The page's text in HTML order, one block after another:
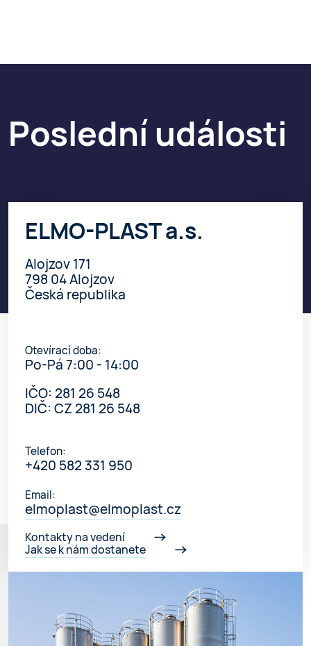
Poslední události
ELMO-PLAST a.s.
Alojzov 171
798 04 Alojzov
Česká republika
Otevírací doba:
Po-Pá 7:00 - 14:00
IČO: 281 26 548
DIČ: CZ 281 26 548
Telefon:
+420 582 331 950
Email:
elmoplast@elmoplast.cz
Kontakty na vedení
Jak se k nám dostanete